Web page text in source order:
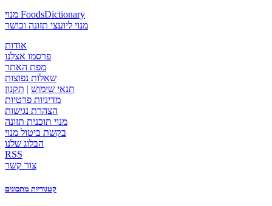
מנוי FoodsDictionary
מנוי ליועצי תזונה וכושר
אודות
פרסמו אצלנו
מפת האתר
שאלות נפוצות
תנאי שימוש | תקנון
מדיניות פרטיות
הצהרת נגישות
מנוי תוכנית תזונה
בקשת ביטול מנוי
הבלוג שלנו
RSS
צור קשר
קטגוריות מתכונים